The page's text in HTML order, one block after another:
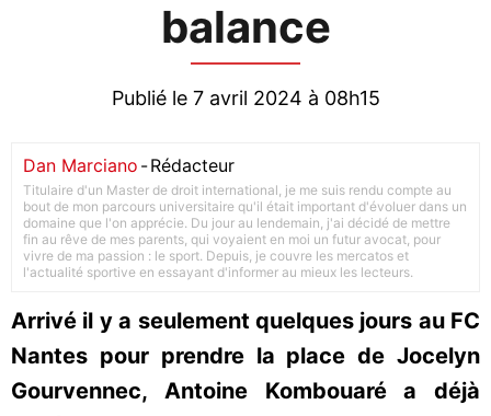
balance
Publié le 7 avril 2024 à 08h15
Dan Marciano -Rédacteur
Titulaire d'un Master de droit international, je me suis rendu compte au
bout de mon parcours universitaire qu'il était important d'évoluer dans un
domaine que l'on apprécie. Du jour au lendemain, j'ai décidé de mettre
fin au rêve de mes parents, qui voyaient en moi un futur avocat, pour
vivre de ma passion : le sport. Depuis, je couvre les mercatos et
l'actualité sportive en essayant d'informer au mieux les lecteurs.
Arrivé il y a seulement quelques jours au FC
Nantes pour prendre la place de Jocelyn
Gourvennec, Antoine Kombouaré a déjà